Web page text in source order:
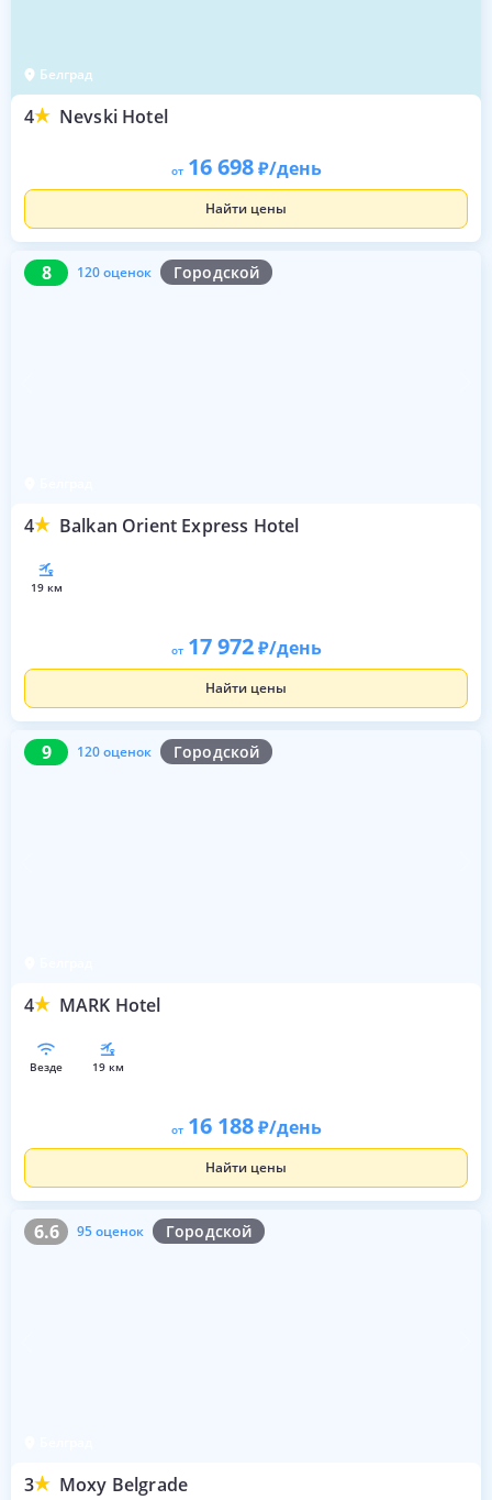
Белград
4 Nevski Hotel
от 16 698 /день
Найти цены
8 120 оценок Городской
4 Balkan Orient Express Hotel
8 120 оценок
19 км
от 17 972 /день
Найти цены
9 120 оценок Городской
4 MARK Hotel
9 120 оценок
везде 19 км
от 16 188 /день
Найти цены
6.6 95 оценок Городской
3 Moxy Belgrade
6.6 95 оценок